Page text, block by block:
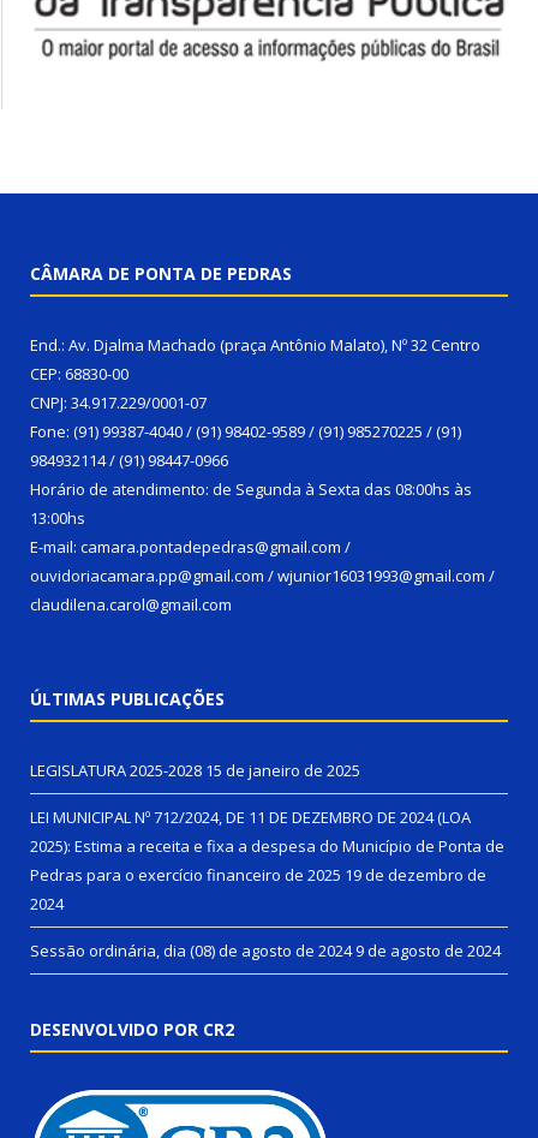
CÂMARA DE PONTA DE PEDRAS
End.: Av. Djalma Machado (praça Antônio Malato), Nº 32 Centro
CEP: 68830-00
CNPJ: 34.917.229/0001-07
Fone: (91) 99387-4040 / (91) 98402-9589 / (91) 985270225 / (91)
984932114 / (91) 98447-0966
Horário de atendimento: de Segunda à Sexta das 08:00hs às
13:00hs
E-mail: camara.pontadepedras@gmail.com /
ouvidoriacamara.pp@gmail.com / wjunior16031993@gmail.com /
claudilena.carol@gmail.com
ÚLTIMAS PUBLICAÇÕES
LEGISLATURA 2025-2028 15 de janeiro de 2025
LEI MUNICIPAL Nº 712/2024, DE 11 DE DEZEMBRO DE 2024 (LOA
2025): Estima a receita e fixa a despesa do Município de Ponta de
Pedras para o exercício financeiro de 2025 19 de dezembro de
2024
Sessão ordinária, dia (08) de agosto de 20249 de agosto de 2024
DESENVOLVIDO POR CR2